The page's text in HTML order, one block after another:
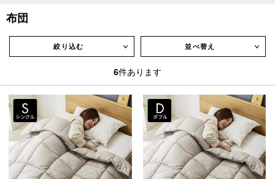
布団
絞り込む ∨ 並べ替え ∨
6件あります